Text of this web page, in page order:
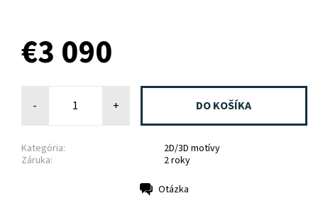
€3 090
- +
Kategória:
2D/3D motívy
Záruka:
2 roky
Otázka